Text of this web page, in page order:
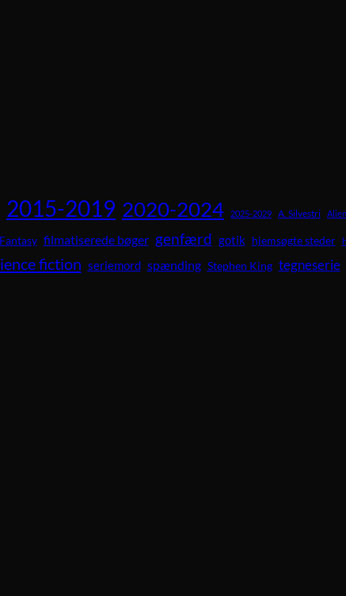
2015-2019 2020-2024 2025-2029 A. Silvestri
Fantasy filmatiserede bøger genfærd gotik hjemsøgte steder
fiction seriemord spænding Stephen King tegneserie